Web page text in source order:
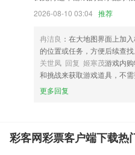
2026-08-10 03:04 推荐
冉洁良 ：在大地图界面上加
的位置或任务，方便后续查找
关世凤 回复 姬寒茂游戏内
和挑战来获取游戏道具，不需
更多回复
彩客网彩票客户端下载热